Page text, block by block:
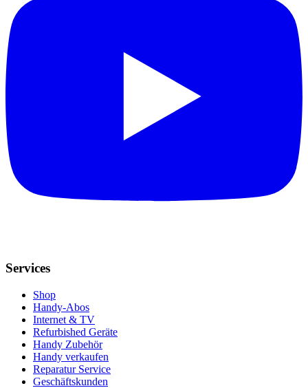
Services
Shop
Handy-Abos
Internet & TV
Refurbished Geräte
Handy Zubehör
Handy verkaufen
Reparatur Service
Geschäftskunden